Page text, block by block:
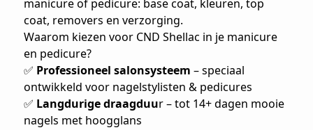
manicure of pedicure: base coat, kleuren, top
coat, removers en verzorging.
Waarom kiezen voor CND Shellac in je manicure
en pedicure?
✅ Professioneel salonsysteem – speciaal
ontwikkeld voor nagelstylisten & pedicures
✅ Langdurige draagduur – tot 14+ dagen mooie
nagels met hoogglans